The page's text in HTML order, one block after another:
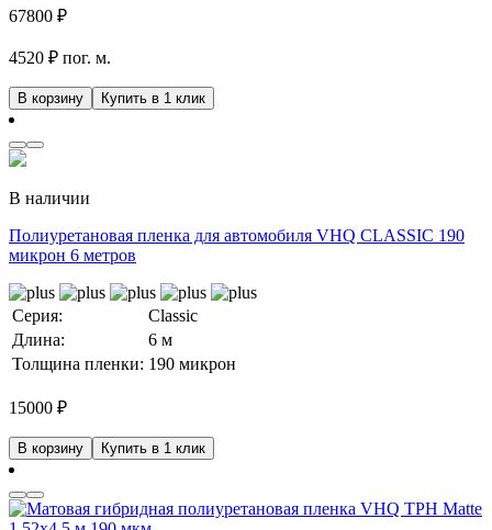
67800 ₽
4520 ₽ пог. м.
В корзину Купить в 1 клик
В наличии
Полиуретановая пленка для автомобиля VHQ CLASSIC 190
микрон 6 метров
Серия:
Classic
Длина:
6 м
Толщина пленки: 190 микрон
15000 ₽
В корзину Купить в 1 клик